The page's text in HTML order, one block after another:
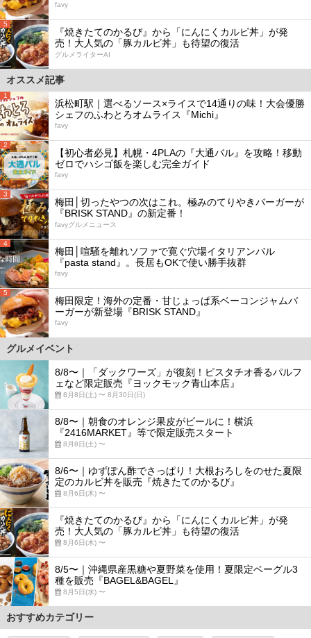
favy
5
『焼きたてのかるび』から「にんにくカルビ丼」が発
売！大人気の「豚カルビ丼」も待望の復活
グルメライターAI
オススメ記事
1
浜松町駅｜選べるソース×ライスで14通りの味！大会優勝
シェフのふわとろオムライス『Michi』
favy
2
【初心者必見】札幌・4PLAの『大通バル』を攻略！移動
ゼロでハシゴ飯を楽しむ完全ガイド
favy
3
梅田│切ったやつの次はこれ。極みのてりやきバーガーが
『BRISK STAND』の新定番！
favyグルメニュース
4
梅田│喧騒を離れソファで寛ぐ穴場イタリアンバル
『pasta stand』。長居もOKで使い勝手抜群
favy
5
梅田限定！海外の定番・甘じょっぱ系ベーコンジャムバ
ーガーが新登場『BRISK STAND』
favy
グルメイベント
8/8〜｜「ダックワーズ」が復刻！ピスタチオ香るパルフ
ェなど限定販売『ヨックモック青山本店』
8月8日(土) 〜 8月30日(日)
8/8〜｜朝食のオレンジ果皮がビールに！横浜
『2416MARKET』等で限定販売スタート
8月8日(土) 〜
8/6〜｜ゆずぽん酢でさっぱり！大根おろしをのせた夏限
定のカルビ丼を販売『焼きたてのかるび』
8月6日(木) 〜
『焼きたてのかるび』から「にんにくカルビ丼」が発
売！大人気の「豚カルビ丼」も待望の復活
8月6日(木) 〜
8/5〜｜沖縄県産黒糖や夏野菜を使用！夏限定ベーグル3
種を販売『BAGEL&BAGEL』
8月5日(水) 〜
おすすめカテゴリー